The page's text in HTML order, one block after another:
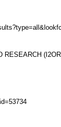
RESEARCH